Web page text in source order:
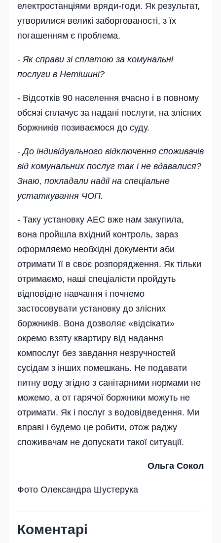
електростанціями вряди-годи. Як результат,
утворилися великі заборгованості, з їх
погашенням є проблема.
- Як справи зі сплатою за комунальні
послуги в Нетішині?
- Відсотків 90 населення вчасно і в повному
обсязі сплачує за надані послуги, на злісних
боржників позиваємося до суду.
- До індивідуального відключення споживачів
від комунальних послуг так і не вдавалися?
Знаю, покладали надії на спеціальне
устаткування ЧОП.
- Таку установку АЕС вже нам закупила,
вона пройшла вхідний контроль, зараз
оформляємо необхідні документи аби
отримати її в своє розпорядження. Як тільки
отримаємо, наші спеціалісти пройдуть
відповідне навчання і почнемо
застосовувати установку до злісних
боржників. Вона дозволяє «відсікати»
окремо взяту квартиру від надання
компослуг без завдання незручностей
сусідам з інших помешкань. Не подавати
питну воду згідно з санітарними нормами не
можемо, а от гарячої боржники можуть не
отримати. Як і послуг з водовідведення. Ми
вправі і будемо це робити, отож раджу
споживачам не допускати такої ситуації.
Ольга Сокол
Фото Олександра Шустерука
Коментарі